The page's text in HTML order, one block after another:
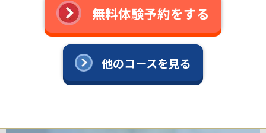
無料体験予約をする
他のコースを見る